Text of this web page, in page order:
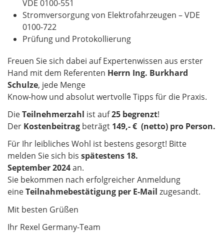
VDE 0100-551
Stromversorgung von Elektrofahrzeugen – VDE
0100-722
Prüfung und Protokollierung
Freuen Sie sich dabei auf Expertenwissen aus erster
Hand mit dem Referenten Herrn Ing. Burkhard
Schulze, jede Menge
​​​​​​​Know-how und absolut wertvolle Tipps für die Praxis.
DieTeilnehmerzahl ist auf25 begrenzt!
Der Kostenbeitrag beträgt 149,- € (netto) pro Person.
Für Ihr leibliches Wohl ist bestens gesorgt! Bitte
melden Sie sich bis spätestens 18.
September 2024an.
Sie bekommen nach erfolgreicher Anmeldung
eineTeilnahmebestätigung per E-Mail zugesandt.
Mit besten Grüßen
Ihr Rexel Germany-Team